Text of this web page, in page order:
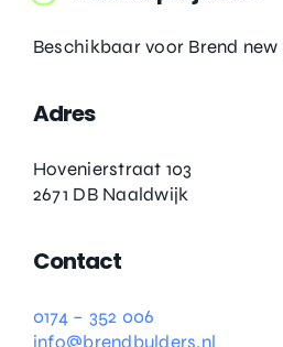
Beschikbaar voor Brend
Adres
Hovenierstraat 103
2671 DB Naaldwijk
Contact
0174 – 352 006
info@brendbulders.nl